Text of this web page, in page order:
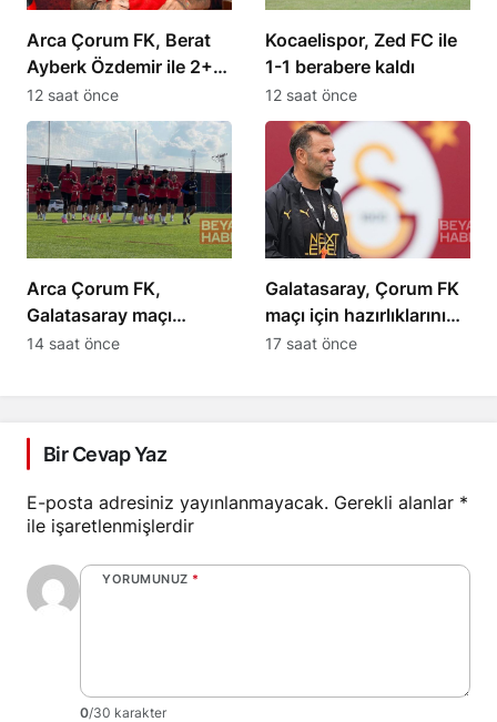
Arca Çorum FK, Berat
Ayberk Özdemir ile 2+1
yıllık sözleşme imzaladı
12 saat önce
Kocaelispor, Zed FC ile
1-1 berabere kaldı
12 saat önce
Arca Çorum FK,
Galatasaray maçı
hazırlıklarına başladı
14 saat önce
Galatasaray, Çorum FK
maçı için hazırlıklarını
sürdürüyor
17 saat önce
Bir Cevap Yaz
E-posta adresiniz yayınlanmayacak. Gerekli alanlar *
ile işaretlenmişlerdir
YORUMUNUZ *
0/30 karakter